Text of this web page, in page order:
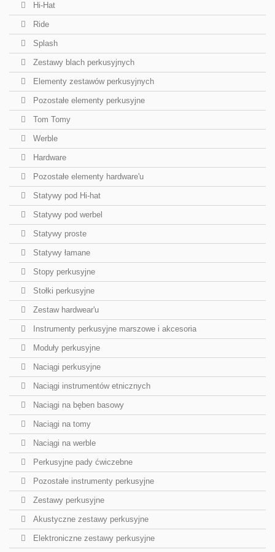
Hi-Hat
Ride
Splash
Zestawy blach perkusyjnych
Elementy zestawów perkusyjnych
Pozostałe elementy perkusyjne
Tom Tomy
Werble
Hardware
Pozostałe elementy hardware'u
Statywy pod Hi-hat
Statywy pod werbel
Statywy proste
Statywy łamane
Stopy perkusyjne
Stołki perkusyjne
Zestaw hardwear'u
Instrumenty perkusyjne marszowe i akcesoria
Moduły perkusyjne
Naciągi perkusyjne
Naciągi instrumentów etnicznych
Naciągi na bęben basowy
Naciągi na tomy
Naciągi na werble
Perkusyjne pady ćwiczebne
Pozostałe instrumenty perkusyjne
Zestawy perkusyjne
Akustyczne zestawy perkusyjne
Elektroniczne zestawy perkusyjne